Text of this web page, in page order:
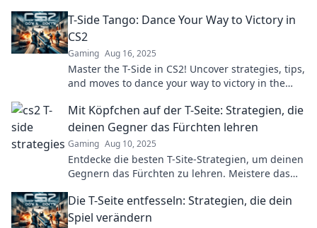
path.
T-Side Tango: Dance Your Way to Victory in
CS2
Gaming Aug 16, 2025
Master the T-Side in CS2! Uncover strategies, tips,
and moves to dance your way to victory in the
Mit Köpfchen auf der T-Seite: Strategien, die
deinen Gegner das Fürchten lehren
Gaming Aug 10, 2025
Entdecke die besten T-Site-Strategien, um deinen
Gegnern das Fürchten zu lehren. Meistere das
Die T-Seite entfesseln: Strategien, die dein
Spiel verändern